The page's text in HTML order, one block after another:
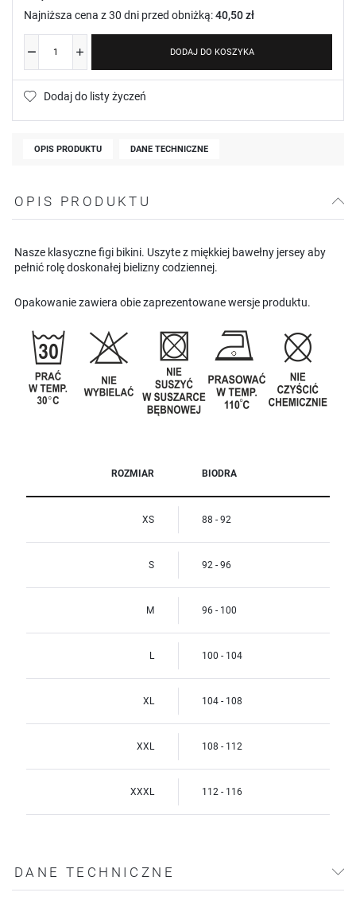
Najniższa cena z 30 dni przed obniżką:40,50 zł
DODAJ DO KOSZYKA
Dodaj do listy życzeń
OPIS PRODUKTU DANE TECHNICZNE
OPIS PRODUKTU
Nasze klasyczne figi bikini. Uszyte z miękkiej bawełny jersey aby
pełnić rolę doskonałej bielizny codziennej.
Opakowanie zawiera obie zaprezentowane wersje produktu.
ROZMIAR BIODRA
XS 88 - 92
S 92 - 96
M 96 - 100
L 100 - 104
XL 104 - 108
XXL 108 - 112
XXXL 112 - 116
DANE TECHNICZNE